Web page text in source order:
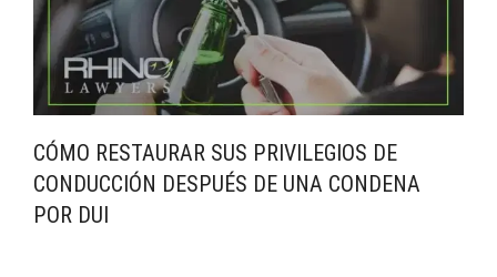
CÓMO RESTAURAR SUS PRIVILEGIOS DE
CONDUCCIÓN DESPUÉS DE UNA CONDENA
POR DUI